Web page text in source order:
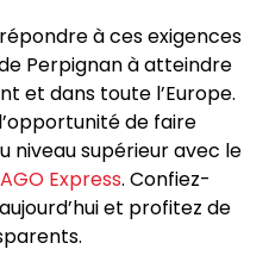
à ces exigences
Perpignan à atteindre
et dans toute l’Europe.
de faire
niveau supérieur avec le
Express. Confiez-
et profitez de